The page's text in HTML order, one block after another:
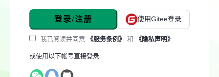
登录/注册 使用Gitee登录
我已阅读并同意 《服务条例》 和 《隐私声明》
或使用以下帐号直接登录: